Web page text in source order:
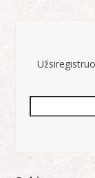
email'as